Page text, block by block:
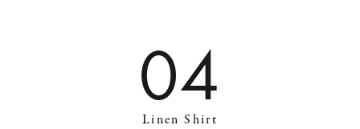
04
Linen Shirt